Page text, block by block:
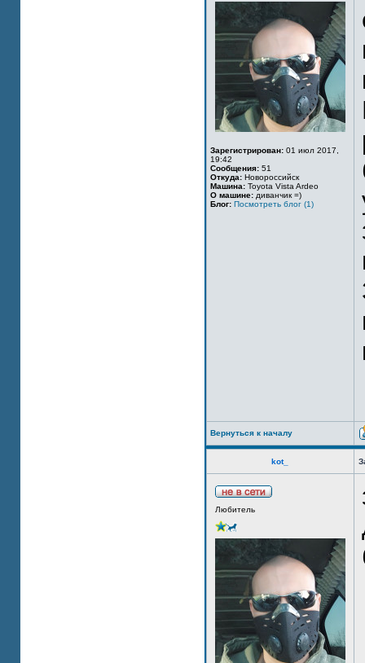
Зарегистрирован: 01 июл 2017,
19:42
Сообщения: 51
Откуда: Новороссийск
Машина: Toyota Vista Ardeo
О машине: диванчик =)
Блог: Посмотреть блог (1)
Вернуться к началу
kot_
Любитель